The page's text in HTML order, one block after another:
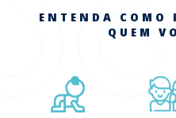
ENTENDA COMO
QUEM